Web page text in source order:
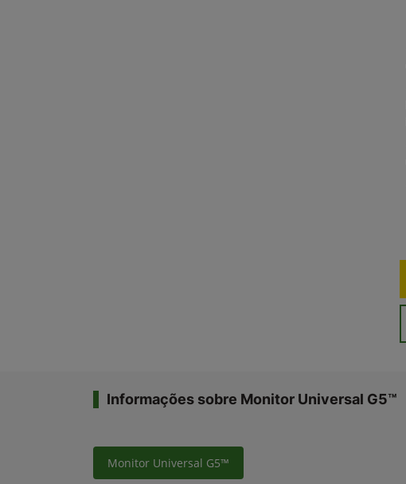
Informações sobre Monitor Universal G5™
Monitor Universal G5™